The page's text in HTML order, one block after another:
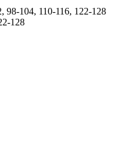
98-104, 110-116, 122-128
128